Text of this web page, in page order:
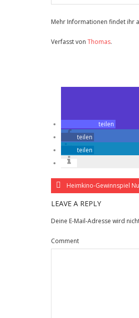
Mehr Informationen findet ihr
Verfasst von Thomas.
teilen
teilen
teilen
Heimkino-Gewinnspiel
LEAVE A REPLY
Deine E-Mail-Adresse wird
Comment